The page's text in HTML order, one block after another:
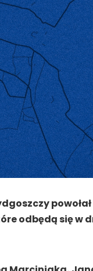
odbędą się w